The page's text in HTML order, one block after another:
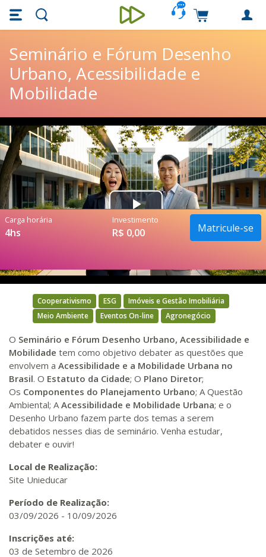
Skip main navigation
Skip to main content
Unieducar
Carrinho de
Seminário e Fórum Desenho
Urbano, Acessibilidade e
Mobilidade
Play
Carga horária
4hs
Investimento
R$ 0,00 Matricule-se
Cooperativismo ESG
Imóveis e Gestão Imobiliária
Meio Ambiente
Eventos On-line Agronegócio
O Seminário e Fórum Desenho Urbano, Acessibilidade e
Mobilidade tem como objetivo debater as questões que
envolvem a Acessibilidade e a Mobilidade Urbana no
Brasil. O Estatuto da Cidade; O Plano Diretor;
Os Componentes do Planejamento Urbano; A Questão
Ambiental; AAcessibilidade e Mobilidade Urbana; e o
Desenho Urbano fazem parte dos temas a serem
debatidos nesses dias de seminário. Venha estudar,
debater e ouvir!
Local de Realização:
Site Unieducar
Período de Realização:
03/09/2026 - 10/09/2026
Inscrições até:
03 de Setembro de 2026